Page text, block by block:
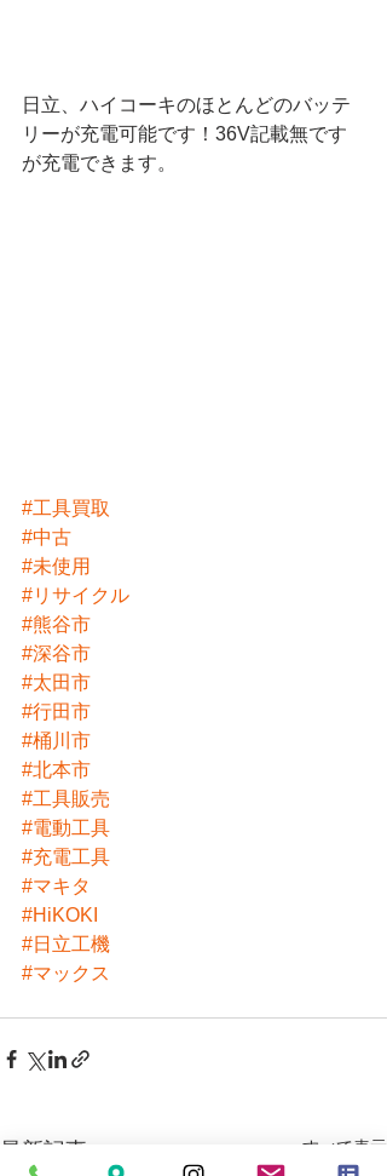
日立、ハイコーキのほとんどのバッテ
リーが充電可能です！36V記載無です
が充電できます。
#工具買取
#中古
#未使用
#リサイクル
#熊谷市
#深谷市
#太田市
#行田市
#桶川市
#北本市
#工具販売
#電動工具
#充電工具
#マキタ
#HiKOKI
#日立工機
#マックス
最新記事 すべて表示